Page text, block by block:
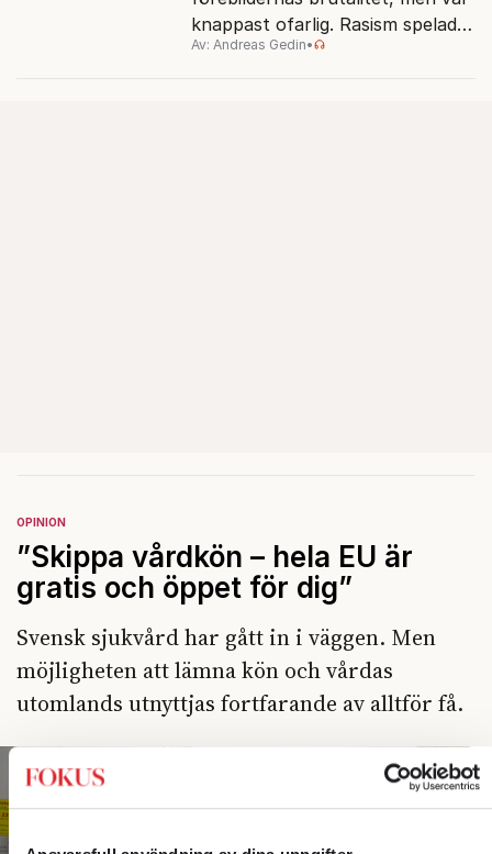
knappast ofarlig. Rasism spelades
ned i förmån för "kultur". Känns
Av: Andreas Gedin•
OPINION
”Skippa vårdkön – hela EU är
gratis och öppet för dig”
Svensk sjukvård har gått in i väggen. Men
möjligheten att lämna kön och vårdas
utomlands utnyttjas fortfarande av alltför få.